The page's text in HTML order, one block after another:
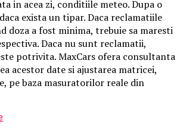
in acea zi, conditiile meteo. Dupa o
exista un tipar. Daca reclamatiile
doza a fost minima, trebuie sa maresti
Daca nu sunt reclamatii,
potrivita. MaxCars ofera consultanta
acestor date si ajustarea matricei,
pe baza masuratorilor reale din